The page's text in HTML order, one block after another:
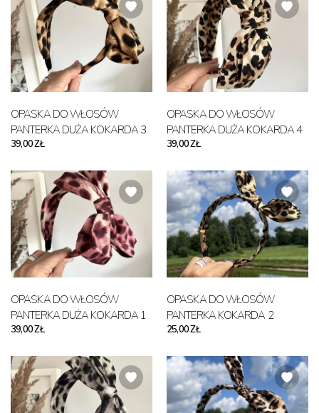
OPASKA DO WŁOSÓW
PANTERKA DUŻA KOKARDA 3
39,00 ZŁ
OPASKA DO WŁOSÓW
PANTERKA DUŻA KOKARDA 4
39,00 ZŁ
OPASKA DO WŁOSÓW
PANTERKA DUŻA KOKARDA 1
39,00 ZŁ
OPASKA DO WŁOSÓW
PANTERKA KOKARDA 2
25,00 ZŁ